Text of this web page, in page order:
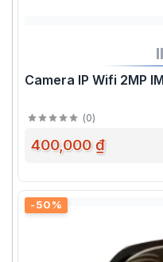
Camera IP Wifi 2MP
(0)
400,000 ₫
-50%